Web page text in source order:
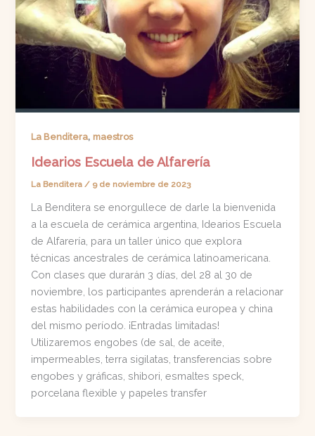
La Benditera, maestros
Idearios Escuela de Alfarería
La Benditera/ 9 de noviembre de 2023
La Benditera se enorgullece de darle la bienvenida
a la escuela de cerámica argentina, Idearios Escuela
de Alfarería, para un taller único que explora
técnicas ancestrales de cerámica latinoamericana.
Con clases que durarán 3 días, del 28 al 30 de
noviembre, los participantes aprenderán a relacionar
estas habilidades con la cerámica europea y china
del mismo período. ¡Entradas limitadas!
Utilizaremos engobes (de sal, de aceite,
impermeables, terra sigilatas, transferencias sobre
engobes y gráficas, shibori, esmaltes speck,
porcelana flexible y papeles transfer